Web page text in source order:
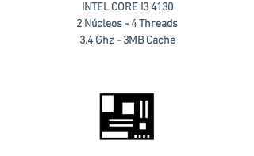
INTEL CORE I3 4130
2 Núcleos - 4 Threads
3.4 Ghz - 3MB Cache